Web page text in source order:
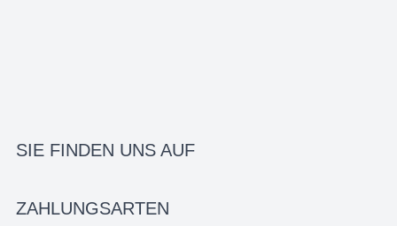
SIE FINDEN UNS AUF
ZAHLUNGSARTEN